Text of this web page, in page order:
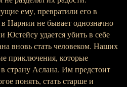
ему, превратили его в
Нарнии не бывает однозначно
удается убить в себе
вновь стать человеком. Наших
приключения, которые
страну Аслана. Им предстоит
понять, стать старше и